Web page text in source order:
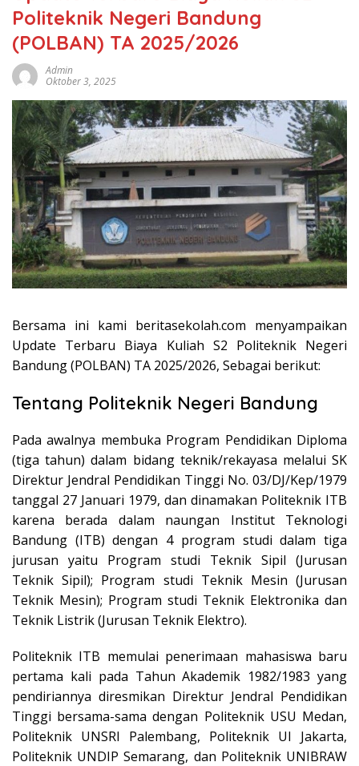
Politeknik Negeri Bandung
(POLBAN) TA 2025/2026
Admin
Oktober 3, 2025
Bersama ini kami beritasekolah.com menyampaikan
Update Terbaru Biaya Kuliah S2 Politeknik Negeri
Bandung (POLBAN) TA 2025/2026, Sebagai berikut:
Tentang Politeknik Negeri Bandung
Pada awalnya membuka Program Pendidikan Diploma
(tiga tahun) dalam bidang teknik/rekayasa melalui SK
Direktur Jendral Pendidikan Tinggi No. 03/DJ/Kep/1979
tanggal 27 Januari 1979, dan dinamakan Politeknik ITB
karena berada dalam naungan Institut Teknologi
Bandung (ITB) dengan 4 program studi dalam tiga
jurusan yaitu Program studi Teknik Sipil (Jurusan
Teknik Sipil); Program studi Teknik Mesin (Jurusan
Teknik Mesin); Program studi Teknik Elektronika dan
Teknik Listrik (Jurusan Teknik Elektro).
Politeknik ITB memulai penerimaan mahasiswa baru
pertama kali pada Tahun Akademik 1982/1983 yang
pendiriannya diresmikan Direktur Jendral Pendidikan
Tinggi bersama-sama dengan Politeknik USU Medan,
Politeknik UNSRI Palembang, Politeknik UI Jakarta,
Politeknik UNDIP Semarang, dan Politeknik UNIBRAW